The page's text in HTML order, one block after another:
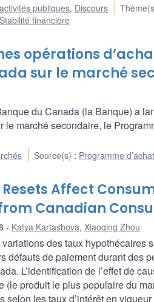
publiques, Discours
Stabilité financière
opérations
sur le marché
du Canada (la Banque) a
marché secondaire, le
Source(s) : Programme
Affect
Canadian
Katya Kartashova, Xiaoqing Zhou
des taux hypothécaires
défauts de paiement durant des
L’identification de l’effet de
(le produit le plus populaire du
les taux d’intérêt en